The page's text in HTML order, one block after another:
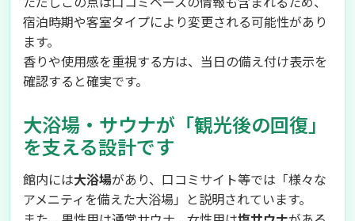
宿泊時期や客室タイプにより変更される可能性があり
ます。
香りや使用感を重視する方は、当日の備え付け表示を
確認すると確実です。
大浴場・サウナが「観光後の回復」
を支える設計です
館内には大浴場があり、口コミサイト等では「様々な
アメニティを備えた大浴場」と説明されています。